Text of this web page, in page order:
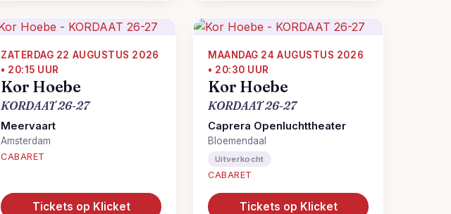
ZATERDAG 22 AUGUSTUS 2026
• 20:15 UUR
Kor Hoebe
KORDAAT 26-27
Meervaart
Amsterdam
CABARET
Tickets op Klicket
MAANDAG 24 AUGUSTUS 2026
• 20:30 UUR
Kor Hoebe
KORDAAT 26-27
Caprera Openluchttheater
Bloemendaal
Uitverkocht
CABARET
Tickets op Klicket